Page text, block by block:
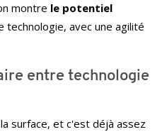
montre le potentiel
technologie, avec une agilité
entre technologie
surface, et c'est déjà assez